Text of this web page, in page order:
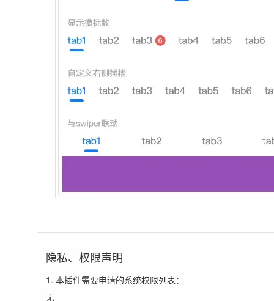
隐私、权限声明
1. 本插件需要申请的系统权限列表：
无